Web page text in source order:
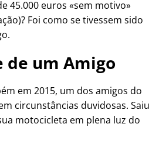
45.000 euros sem motivo
Foi como se tivessem sido
de um Amigo
em 2015, um dos amigos do
circunstâncias duvidosas. Saiu
motocicleta em plena luz do